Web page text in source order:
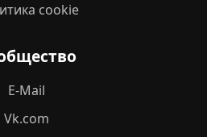
cookie
E-Mail
Vk.com